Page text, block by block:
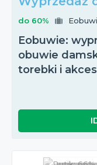
do 60%
Eobuwie:
obuwie
torebki i